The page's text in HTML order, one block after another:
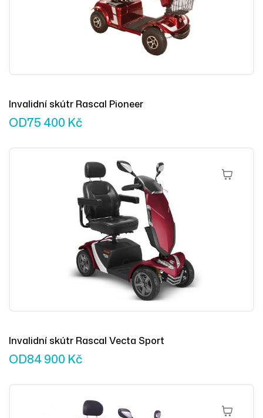
Invalidní skútr Rascal Pioneer
OD75 400 Kč
Výběr
Invalidní skútr Rascal Vecta Sport
OD84 900 Kč
Výběr